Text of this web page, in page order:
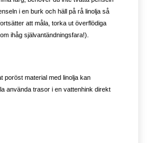
i en burk och häll på rå linolja så
att måla, torka ut överflödiga
ihåg självantändningsfara!).
poröst material med linolja kan
använda trasor i en vattenhink direkt